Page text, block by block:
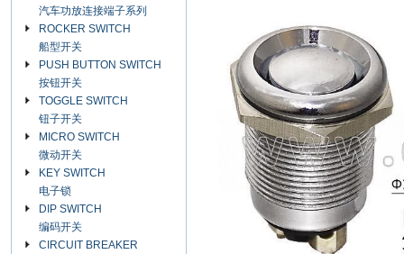
汽车功放连接端子系列
ROCKER SWITCH
船型开关
PUSH BUTTON SWITCH
按钮开关
TOGGLE SWITCH
钮子开关
MICRO SWITCH
微动开关
KEY SWITCH
电子锁
DIP SWITCH
编码开关
CIRCUIT BREAKER